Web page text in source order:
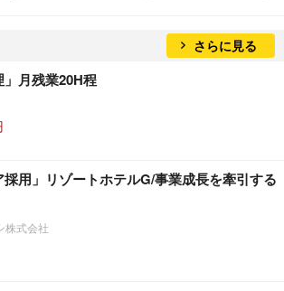
さらに見る
」月残業20H程
採用」リゾートホテルG/事業成長を牽引する
株式会社